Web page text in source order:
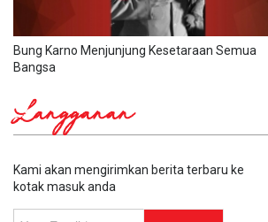
Bung Karno Menjunjung Kesetaraan Semua
Bangsa
Langganan
Kami akan mengirimkan berita terbaru ke
kotak masuk anda